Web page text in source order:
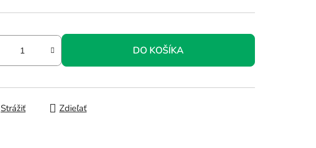
DO KOŠÍKA
Strážiť Zdieľať